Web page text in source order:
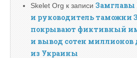
Skelet Org к записи
и руководитель таможни
покрывают фиктивный
и вывод сотен миллионов
из Украины